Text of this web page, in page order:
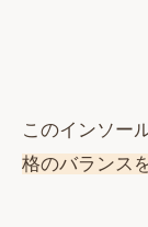
このインソール
格のバランス